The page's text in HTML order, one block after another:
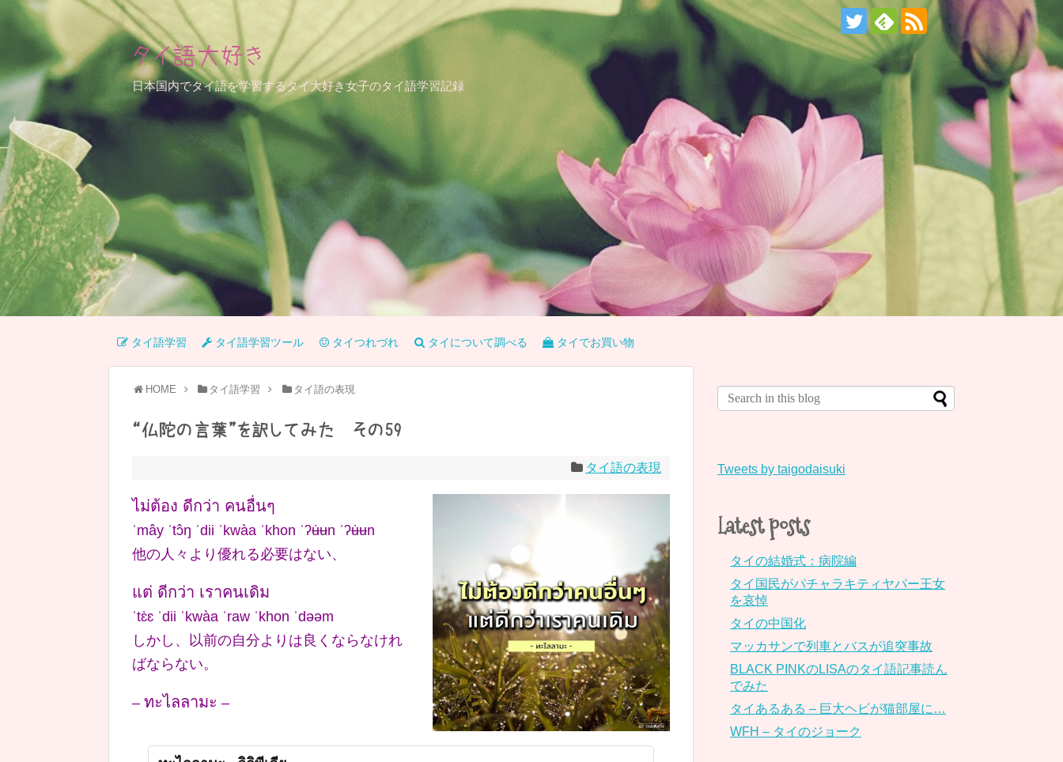
タイ語大好き
日本国内でタイ語を学習するタイ大好き女子のタイ語学習記録
タイ語学習 タイ語学習ツール タイつれづれ タイについて調べる タイでお買い物
HOME タイ語学習 タイ語の表現
“仏陀の言葉”を訳してみた その59
タイ語の表現
ไม่ต้อง ดีกว่า คนอื่นๆ
ˈmây ˈtɔ̂ŋ ˈdii ˈkwàa ˈkhon ˈʔʉ̀ʉn ˈʔʉ̀ʉn
他の人々より優れる必要はない、
แต่ ดีกว่า เราคนเดิม
ˈtɛ̀ɛ ˈdii ˈkwàa ˈraw ˈkhon ˈdəəm
しかし、以前の自分よりは良くならなけれ
ばならない。
– ทะไลลามะ –
Tweets by taigodaisuki
Latest posts
タイの結婚式：病院編
タイ国民がパチャラキティヤパー王女
を哀悼
タイの中国化
マッカサンで列車とバスが追突事故
BLACK PINKのLISAのタイ語記事読ん
でみた
タイあるある – 巨大ヘビが猫部屋に…
WFH – タイのジョーク